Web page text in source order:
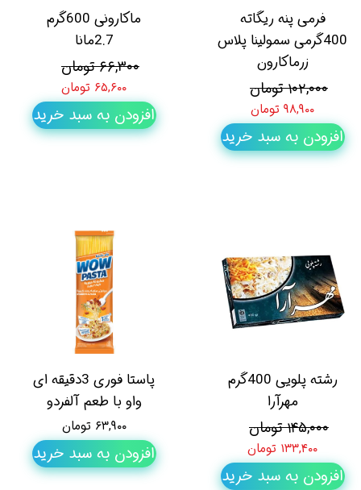
فرمی پنه ریگاته
400گرمی سمولینا پلاس
زرماکارون
۱۰۲,۰۰۰ تومان
۹۸,۹۰۰ تومان
افزودن به سبد خرید
ماکارونی 600گرم
2.7مانا
۶۶,۳۰۰ تومان
۶۵,۶۰۰ تومان
افزودن به سبد خرید
رشته پلویی 400گرم
مهرآرا
۱۴۵,۰۰۰ تومان
۱۳۳,۴۰۰ تومان
افزودن به سبد خرید
پاستا فوری 3دقیقه ای
واو با طعم آلفردو
۶۳,۹۰۰ تومان
افزودن به سبد خرید